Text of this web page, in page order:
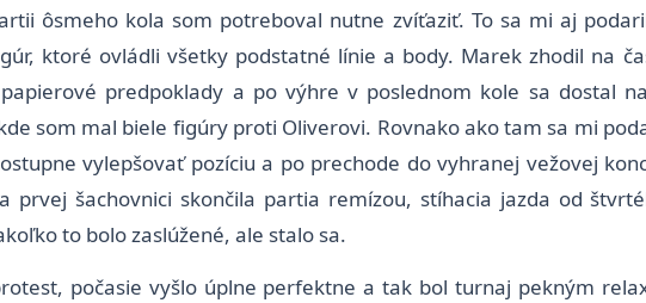
ôsmeho kola som potreboval nutne zvíťaziť. To sa mi aj
ktoré ovládli všetky podstatné línie a body. Marek zhodil na
predpoklady a po výhre v poslednom kole sa dostal
som mal biele figúry proti Oliverovi. Rovnako ako tam sa mi
vylepšovať pozíciu a po prechode do vyhranej vežovej
prvej šachovnici skončila partia remízou, stíhacia jazda od
to bolo zaslúžené, ale stalo sa.
počasie vyšlo úplne perfektne a tak bol turnaj pekným